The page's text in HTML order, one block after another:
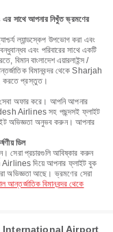
সাথে আপনার নিখুঁত ভ্রমণের
ল্যান্ডস্কেপ উপভোগ করা এবং
এবং পরিবারের সাথে একটি
বাংলাদেশ এয়ারলাইন্স /
বিমানবন্দর থেকে Sharjah
করতে প্রস্তুত।
অফার করে। আপনি আপনার
Airlines সহ পছন্দসই ফ্লাইট
অভিজ্ঞতা অনুভব করুন। আপনার
ডিল
সেরা প্রচারগুলি আবিষ্কার করুন
Airlines দিয়ে আপনার ফ্লাইট বুক
অভিজ্ঞতা আছে। ভ্রমণের সেরা
আন্তর্জাতিক বিমানবন্দর থেকে
International Airport